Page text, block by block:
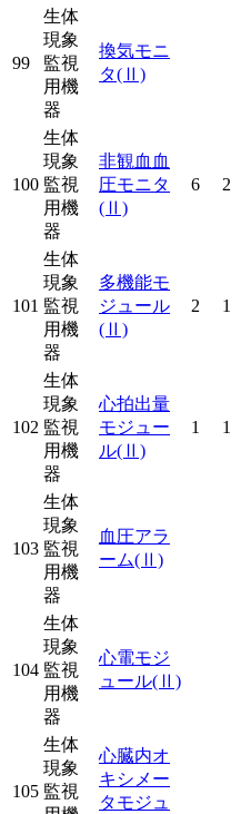
99
生体
現象
監視
用機
器
換気モニ
タ(Ⅱ)
100
生体
現象
監視
用機
器
非観血血
圧モニタ
(Ⅱ)
6 2
101
生体
現象
監視
用機
器
多機能モ
ジュール
(Ⅱ)
2 1
102
生体
現象
監視
用機
器
心拍出量
モジュー
ル(Ⅱ)
1 1
103
生体
現象
監視
用機
器
血圧アラ
ーム(Ⅱ)
104
生体
現象
監視
用機
器
心電モジ
ュール(Ⅱ)
105
生体
現象
監視
心臓内オ
キシメー
タモジュ